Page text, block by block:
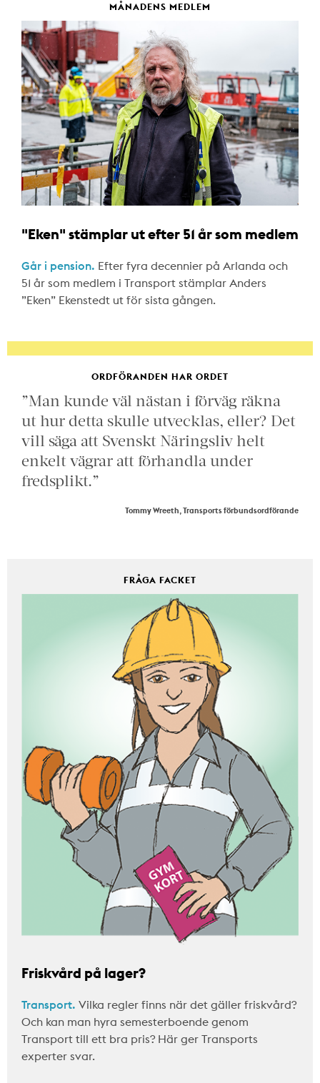
MÅNADENS MEDLEM
"Eken" stämplar ut efter 51 år som medlem
Går i pension. Efter fyra decennier på Arlanda och
51 år som medlem i Transport stämplar Anders
”Eken” Ekenstedt ut för sista gången.
ORDFÖRANDEN HAR ORDET
”Man kunde väl nästan i förväg räkna
ut hur detta skulle utvecklas, eller? Det
vill säga att Svenskt Näringsliv helt
enkelt vägrar att förhandla under
fredsplikt.”
Tommy Wreeth, Transports förbundsordförande
FRÅGA FACKET
Friskvård på lager?
Transport. Vilka regler finns när det gäller friskvård?
Och kan man hyra semesterboende genom
Transport till ett bra pris? Här ger Transports
experter svar.